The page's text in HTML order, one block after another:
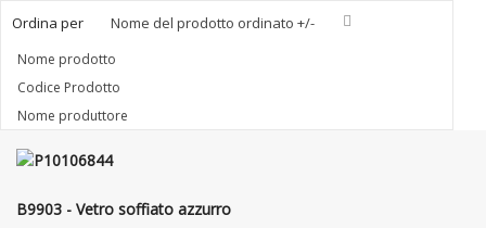
Ordina per Nome del prodotto ordinato +/-
Nome prodotto
Codice Prodotto
Nome produttore
B9903 - Vetro soffiato azzurro